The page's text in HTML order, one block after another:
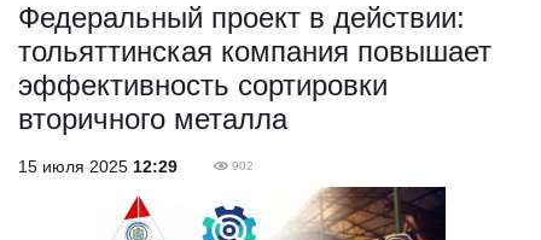
Федеральный проект в действии:
тольяттинская компания повышает
эффективность сортировки
вторичного металла
15 июля 2025 12:29 902